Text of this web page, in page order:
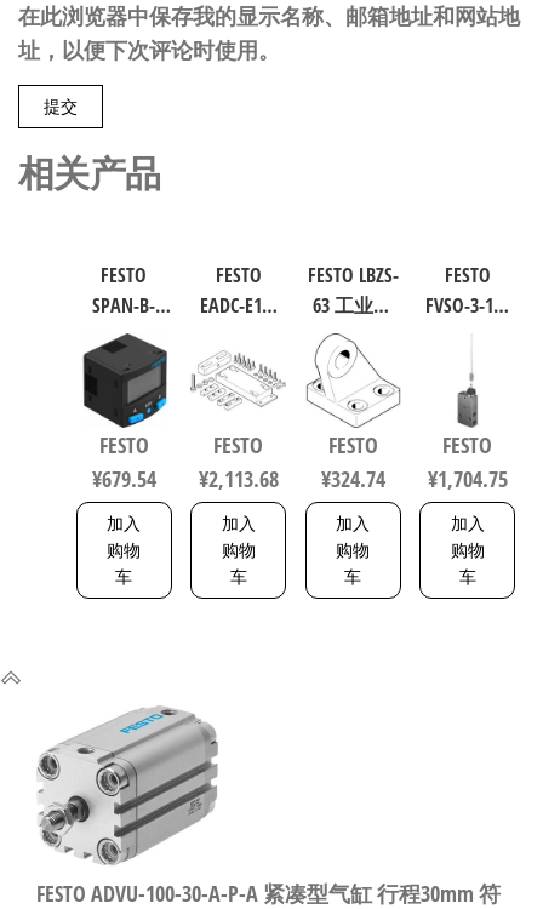
在此浏览器中保存我的显示名称、邮箱地址和网站地
址，以便下次评论时使用。
相关产品
FESTO
SPAN-B-
B11R-Q4-
PN-L1+2.5S
传感器/连
接电缆
8114774
FESTO
¥679.54
加入
购物
车
FESTO
EADC-E16-
业自动化
零部件 规
8047581
FESTO
¥2,113.68
加入
购物
车
FESTO LBZS-
63 工业自
动化零部
件 规格63
33846
FESTO
¥324.74
加入
购物
车
FESTO
FVSO-3-1/8
化零部件
规格3 3877
FESTO
¥1,704.75
加入
购物
车
FESTO ADVU-100-30-A-P-A 紧凑型气缸 行程30mm 符